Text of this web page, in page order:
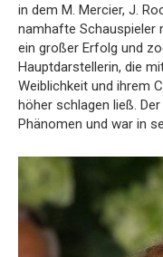
in dem M. Mercier, J.
namhafte Schauspieler
ein großer Erfolg und
Hauptdarstellerin, die
Weiblichkeit und ihrem
höher schlagen ließ.
Phänomen und war in